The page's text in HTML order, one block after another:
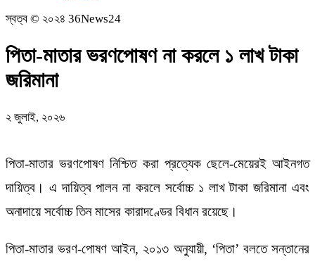
স্বত্ব © ২০২৪ 36News24
পিতা-মাতার ভরণপোষণ না করলে ১ লাখ টাকা
জরিমানা
২ জুলাই, ২০২৬
পিতা-মাতার ভরণপোষণ নিশ্চিত করা প্রত্যেক ছেলে-মেয়েরই আইনগত
দায়িত্ব। এ দায়িত্ব পালন না করলে সর্বোচ্চ ১ লাখ টাকা জরিমানা এবং
অনাদায়ে সর্বোচ্চ তিন মাসের কারাদণ্ডের বিধান রয়েছে।
পিতা-মাতার ভরণ-পোষণ আইন, ২০১৩ অনুযায়ী, ‘পিতা’ বলতে সন্তানের